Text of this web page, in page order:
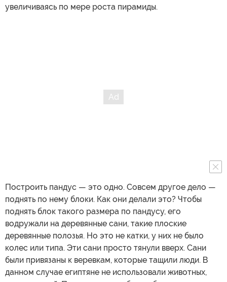
увеличиваясь по мере роста пирамиды.
Построить пандус — это одно. Совсем другое дело —
поднять по нему блоки. Как они делали это? Чтобы
поднять блок такого размера по пандусу, его
водружали на деревянные сани, такие плоские
деревянные полозья. Но это не катки, у них не было
колес или типа. Эти сани просто тянули вверх. Сани
были привязаны к веревкам, которые тащили люди. В
данном случае египтяне не использовали животных,